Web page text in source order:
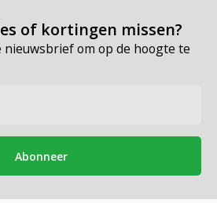
of kortingen missen?
om op de hoogte te
Abonneer